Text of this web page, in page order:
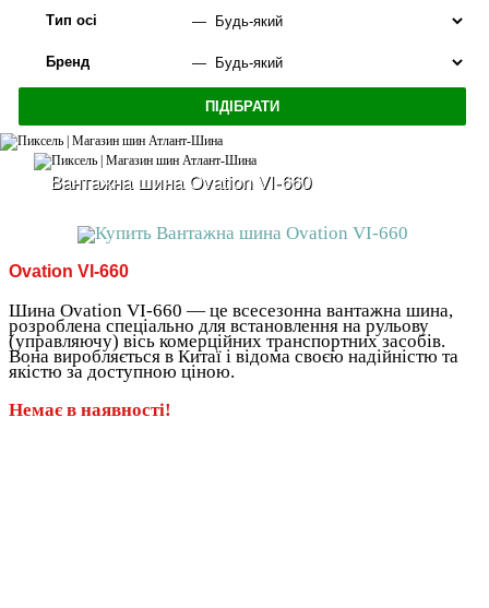
Тип осі
Бренд
Вантажна шина Ovation VI-660
Ovation VI-660
Шина Ovation VI-660 — це всесезонна вантажна шина,
розроблена спеціально для встановлення на рульову
(управляючу) вісь комерційних транспортних засобів.
Вона виробляється в Китаї і відома своєю надійністю та
якістю за доступною ціною.
Немає в наявності!